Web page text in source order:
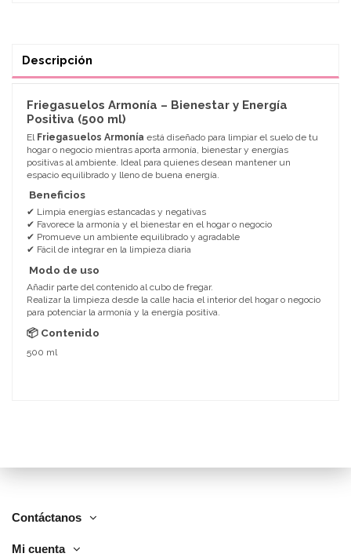
Descripción
Friegasuelos Armonía – Bienestar y Energía
Positiva (500 ml)
El Friegasuelos Armonía está diseñado para limpiar el suelo de tu
hogar o negocio mientras aporta armonía, bienestar y energías
positivas al ambiente. Ideal para quienes desean mantener un
espacio equilibrado y lleno de buena energía.
Beneficios
✔ Limpia energías estancadas y negativas
✔ Favorece la armonía y el bienestar en el hogar o negocio
✔ Promueve un ambiente equilibrado y agradable
✔ Fácil de integrar en la limpieza diaria
Modo de uso
Añadir parte del contenido al cubo de fregar.
Realizar la limpieza desde la calle hacia el interior del hogar o negocio
para potenciar la armonía y la energía positiva.
📦 Contenido
500 ml
Contáctanos
Mi cuenta